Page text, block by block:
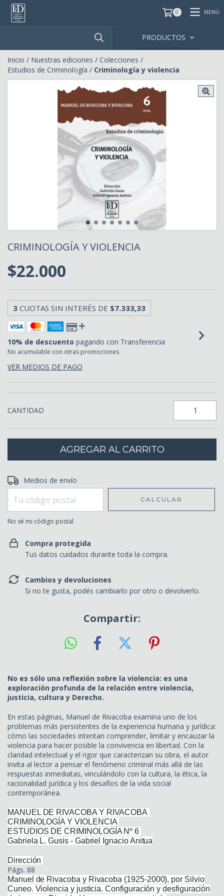
0 MENÚ
PRODUCTOS
Inicio / Nuestras ediciones / Colecciones /
Estudios de Criminología / Criminología y violencia
CRIMINOLOGÍA Y VIOLENCIA
$22.000
3 CUOTAS SIN INTERÉS DE $7.333,33
10% de descuento pagando con Transferencia
No acumulable con otras promociones
VER MEDIOS DE PAGO
CANTIDAD
Entregas para el CP:
Medios de envío
CALCULAR
No sé mi código postal
Compra protegida
Tus datos cuidados durante toda la compra.
Cambios y devoluciones
Si no te gusta, podés cambiarlo por otro o devolverlo.
Compartir:
No es sólo una reflexión sobre la violencia: es una
exploración profunda de la relación entre violencia,
justicia, cultura y Derecho.
En estas páginas, Manuel de Rivacoba examina uno de los
problemas más persistentes de la experiencia humana y jurídica:
cómo las sociedades intentan comprender, limitar y encauzar la
violencia para hacer posible la convivencia en libertad. Con la
claridad intelectual y el rigor que caracterizan su obra, el autor
invita al lector a pensar el fenómeno criminal más allá de las
respuestas inmediatas, vinculándolo con la cultura, la ética, la
racionalidad jurídica y los desafíos de la vida social
contemporánea.
MANUEL DE RIVACOBA Y RIVACOBA
CRIMINOLOGÍA Y VIOLENCIA
ESTUDIOS DE CRIMINOLOGÍA Nº 6
Gabriela L. Gusis - Gabriel Ignacio Anitua
Dirección
Págs. 88
Manuel de Rivacoba y Rivacoba (1925-2000), por Silvio
Cuneo. Violencia y justicia. Configuración y desfiguración